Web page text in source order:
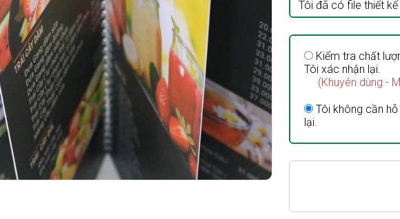
Tôi đã có file thiết kế
Kiểm tra chất
Tôi xác nhận lại.
(Khuyên dùng -
Tôi không cần
lại.